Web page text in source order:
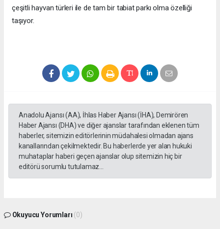
çeşitli hayvan türleri ile de tam bir tabiat parkı olma özelliği
taşıyor.
Anadolu Ajansı (AA), İhlas Haber Ajansı (İHA), Demirören
Haber Ajansı (DHA) ve diğer ajanslar tarafından eklenen tüm
haberler, sitemizin editörlerinin müdahalesi olmadan ajans
kanallarından çekilmektedir. Bu haberlerde yer alan hukuki
muhataplar haberi geçen ajanslar olup sitemizin hiç bir
editörü sorumlu tutulamaz...
Okuyucu Yorumları (0)